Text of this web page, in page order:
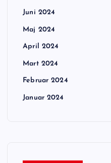
Juni 2024
Maj 2024
April 2024
Mart 2024
Februar 2024
Januar 2024